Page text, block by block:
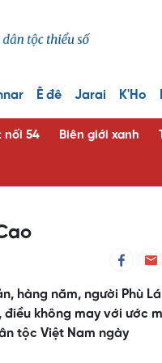
Ê đê Jarai K'Ho
nối 54 Biên giới xanh
hàng năm, người Phù
điều không may với ước
tộc Việt Nam ngày